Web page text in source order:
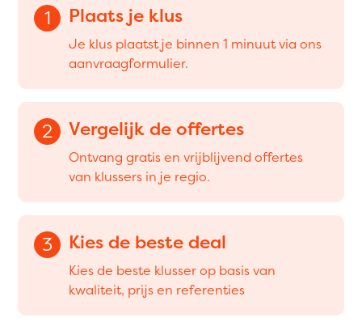
1 Plaats je klus
Je klus plaatst je binnen 1 minuut via ons
aanvraagformulier.
2 Vergelijk de offertes
Ontvang gratis en vrijblijvend offertes
van klussers in je regio.
3 Kies de beste deal
Kies de beste klusser op basis van
kwaliteit, prijs en referenties